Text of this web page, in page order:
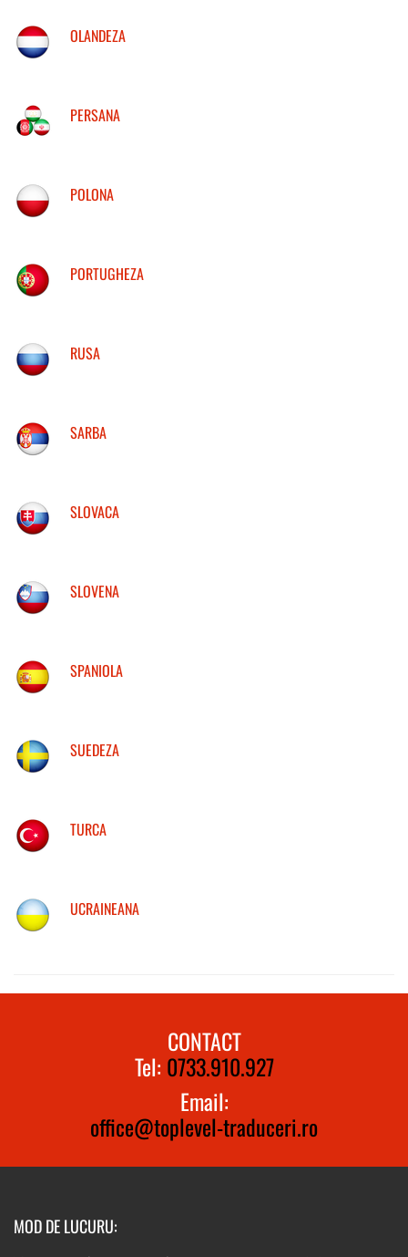
OLANDEZA
PERSANA
POLONA
PORTUGHEZA
RUSA
SARBA
SLOVACA
SLOVENA
SPANIOLA
SUEDEZA
TURCA
UCRAINEANA
CONTACT
Tel: 0733.910.927
Email:
office@toplevel-traduceri.ro
MOD DE LUCURU: